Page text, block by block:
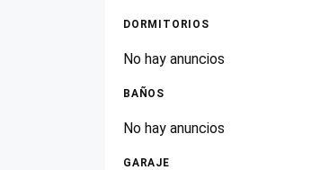
DORMITORIOS
No hay anuncios
BAÑOS
No hay anuncios
GARAJE